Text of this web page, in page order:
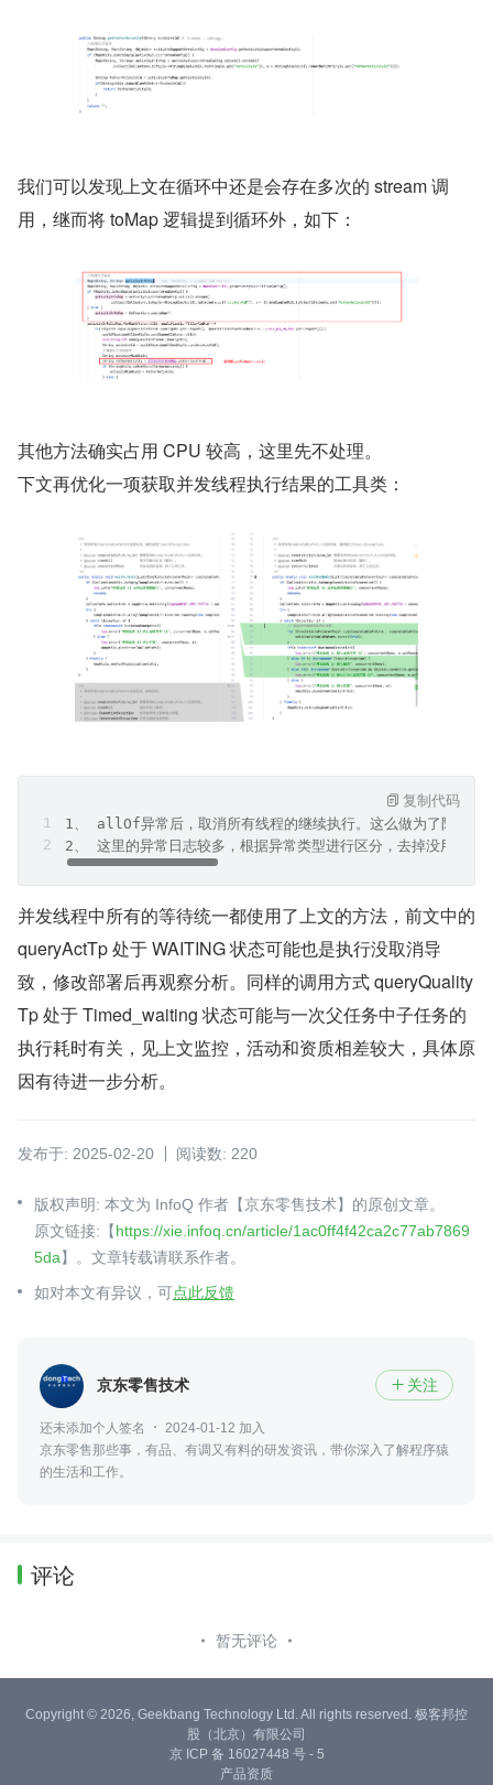
我们可以发现上文在循环中还是会存在多次的 stream 调
用，继而将 toMap 逻辑提到循环外，如下：
其他方法确实占用 CPU 较高，这里先不处理。
下文再优化一项获取并发线程执行结果的工具类：
1、 allOf异常后，取消所有线程的继续执行。这么做为了防止有
2、 这里的异常日志较多，根据异常类型进行区分，去掉没用的堆
复制代码
并发线程中所有的等待统一都使用了上文的方法，前文中的
queryActTp 处于 WAITING 状态可能也是执行没取消导
致，修改部署后再观察分析。同样的调用方式 queryQuality
Tp 处于 Timed_waiting 状态可能与一次父任务中子任务的
执行耗时有关，见上文监控，活动和资质相差较大，具体原
因有待进一步分析。
发布于: 2025-02-20 阅读数: 220
版权声明: 本文为 InfoQ 作者【京东零售技术】的原创文章。
原文链接:【https://xie.infoq.cn/article/1ac0ff4f42ca2c77ab7869
5da】。文章转载请联系作者。
如对本文有异议，可点此反馈
京东零售技术  关注
还未添加个人签名
2024-01-12 加入
京东零售那些事，有品、有调又有料的研发资讯，带你深入了解程序猿
的生活和工作。
评论
暂无评论
Copyright © 2026, Geekbang Technology Ltd. All rights reserved. 极客邦控
股（北京）有限公司
京 ICP 备 16027448 号 - 5
产品资质